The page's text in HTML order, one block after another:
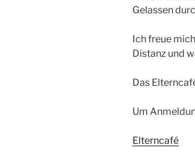
Gelassen
Ich freue
Distanz und
Das
Um
Elterncafé